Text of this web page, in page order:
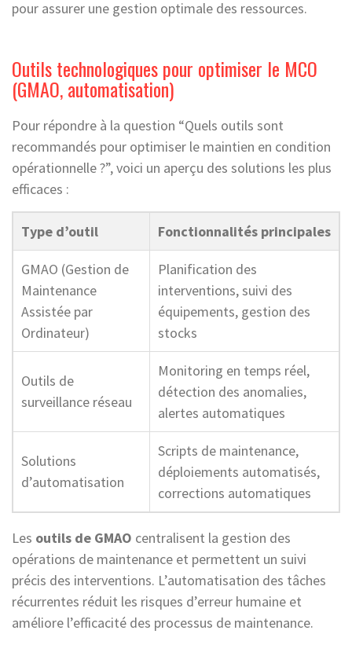
pour assurer une gestion optimale des ressources.
Outils technologiques pour optimiser le MCO
(GMAO, automatisation)
Pour répondre à la question “Quels outils sont
recommandés pour optimiser le maintien en condition
opérationnelle ?”, voici un aperçu des solutions les plus
efficaces :
Type d’outil Fonctionnalités principales
GMAO (Gestion de
Maintenance
Assistée par
Ordinateur)
Planification des
interventions, suivi des
équipements, gestion des
stocks
Outils de
surveillance réseau
Monitoring en temps réel,
détection des anomalies,
alertes automatiques
Solutions
d’automatisation
Scripts de maintenance,
déploiements automatisés,
corrections automatiques
Les outils de GMAO centralisent la gestion des
opérations de maintenance et permettent un suivi
précis des interventions. L’automatisation des tâches
récurrentes réduit les risques d’erreur humaine et
améliore l’efficacité des processus de maintenance.